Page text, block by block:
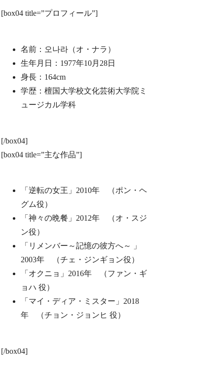
[box04 title=”プロフィール”]
名前：오나라（オ・ナラ）
生年月日：1977年10月28日
身長：164cm
学歴：檀国大学校文化芸術大学院ミ
ュージカル学科
[/box04]
[box04 title=”主な作品”]
「逆転の女王」2010年 （ポン・ヘ
グム役）
「神々の晩餐」2012年 （オ・スジ
ン役）
「リメンバー～記憶の彼方へ～ 」
2003年 （チェ・ジンギョン役）
「オクニョ」2016年 （ファン・ギ
ョハ 役）
「マイ・ディア・ミスター」2018
年 （チョン・ジョンヒ 役）
[/box04]